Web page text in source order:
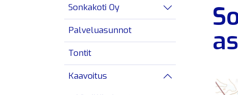
Avaa/sulje
Sonkakoti Oy
Palveluasunnot
Tontit
Avaa/sulje
Kaavoitus